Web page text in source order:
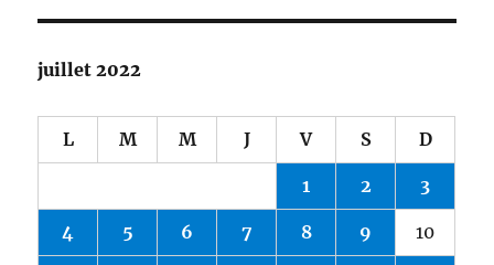
juillet 2022
L M M J V S D
1 2 3
4 5 6 7 8 9 10